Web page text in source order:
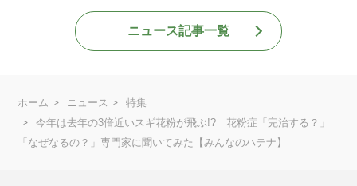
ニュース記事一覧
ホーム ニュース
特集
今年は去年の3倍近いスギ花粉が飛ぶ!? 花粉症「完治する？」
「なぜなるの？」専門家に聞いてみた【みんなのハテナ】